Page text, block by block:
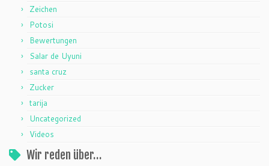
Zeichen
Potosi
Bewertungen
Salar de Uyuni
santa cruz
Zucker
tarija
Uncategorized
Videos
Wir reden über…